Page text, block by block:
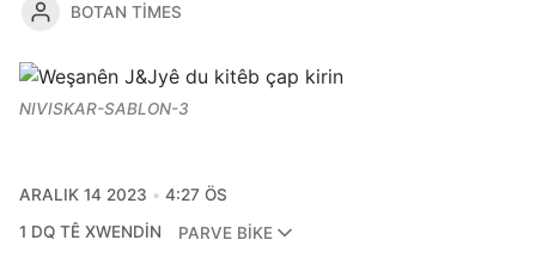
BOTAN TIMES
NIVISKAR-SABLON-3
ARALIK 14 2023
4:27 ÖS
1 DQ TÊ XWENDIN
PARVE BIKE